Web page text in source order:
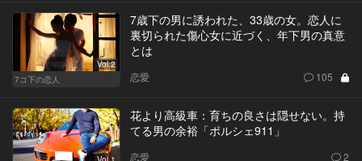
Vol.2
7コ下の恋人
7歳下の男に誘われた、33歳の女。恋人に
裏切られた傷心女に近づく、年下男の真意
とは
恋愛 105
花より高級車：育ちの良さは隠せない。持
てる男の余裕「ポルシェ911」
恋愛 2